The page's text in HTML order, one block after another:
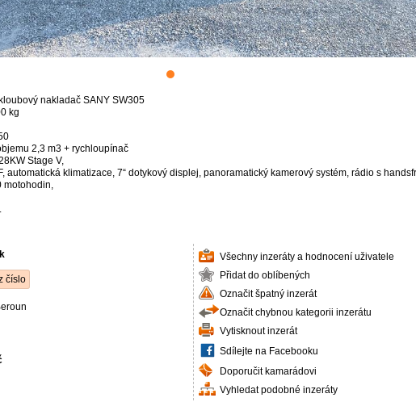
nakladač SANY SW305
kg
2,3 m3 + rychloupínač
Stage V,
automatická klimatizace, 7“ dotykový displej, panoramatický kamerový systém, rádio s
motohodin,
číslo
Všechny inzeráty a hodnocení uživatele
Přidat do oblíbených
Označit špatný inzerát
Označit chybnou kategorii inzerátu
Vytisknout inzerát
Sdílejte na Facebooku
Doporučit kamarádovi
Vyhledat podobné inzeráty